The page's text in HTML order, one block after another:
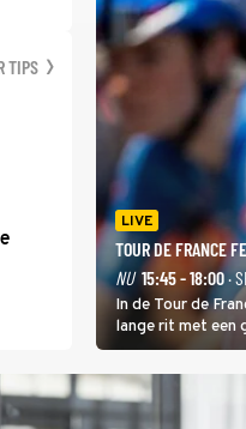
TIPS
LIVE
TOUR DE FRANCE
NU 15:45 - 18:00·
In de Tour de
lange rit met een
dat is de